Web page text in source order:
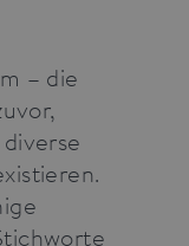
– die